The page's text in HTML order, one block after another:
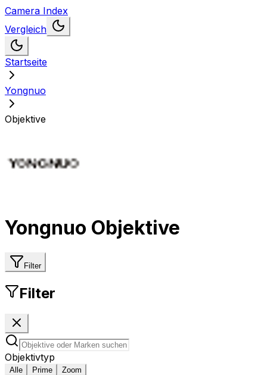
Camera Index
Vergleich
Startseite
Yongnuo
Objektive
Yongnuo Objektive
Filter
Filter
Objektivtyp
Alle Prime Zoom